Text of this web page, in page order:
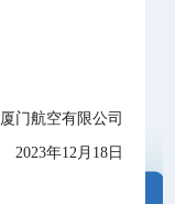
厦门航空有限公司
2023年12月18日